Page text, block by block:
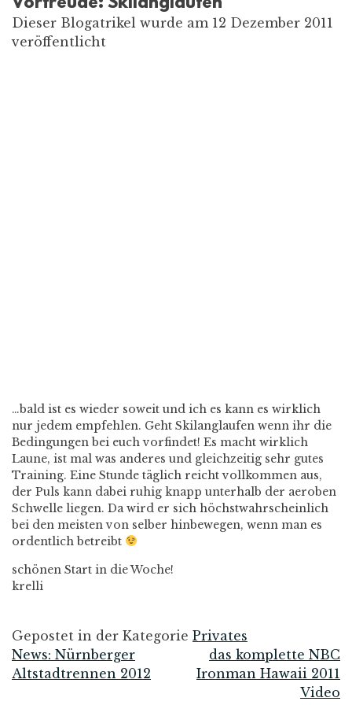
Dieser Blogatrikel wurde am 12 Dezember 2011
veröffentlicht
…bald ist es wieder soweit und ich es kann es wirklich
nur jedem empfehlen. Geht Skilanglaufen wenn ihr die
Bedingungen bei euch vorfindet! Es macht wirklich
Laune, ist mal was anderes und gleichzeitig sehr gutes
Training. Eine Stunde täglich reicht vollkommen aus,
der Puls kann dabei ruhig knapp unterhalb der aeroben
Schwelle liegen. Da wird er sich höchstwahrscheinlich
bei den meisten von selber hinbewegen, wenn man es
ordentlich betreibt
schönen Start in die Woche!
krelli
Gepostet in der Kategorie Privates
Beitrags-
News: Nürnberger
Altstadtrennen 2012
das komplette NBC
Ironman Hawaii 2011
Video